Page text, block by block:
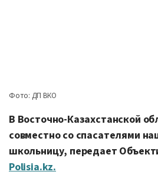
Фото: ДП ВКО
В Восточно-Казахстанской
совместно со спасателями
школьницу, передает
Polisia.kz.